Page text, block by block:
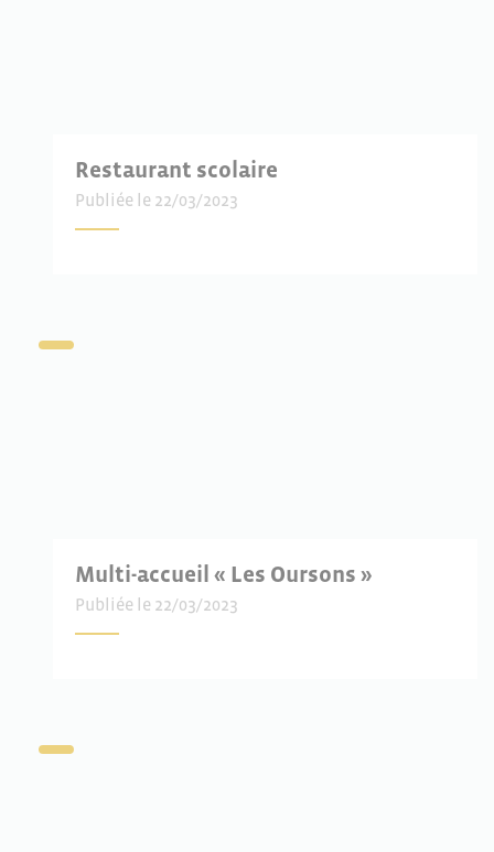
Restaurant scolaire
Publiée le 22/03/2023
Multi-accueil « Les Oursons »
Publiée le 22/03/2023